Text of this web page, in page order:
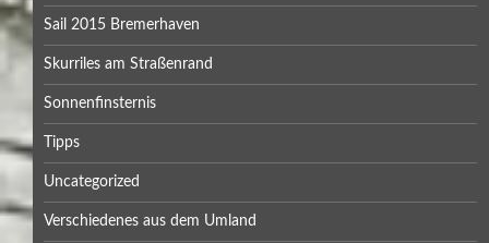
Sail 2015 Bremerhaven
Skurriles am Straßenrand
Sonnenfinsternis
Tipps
Uncategorized
Verschiedenes aus dem Umland